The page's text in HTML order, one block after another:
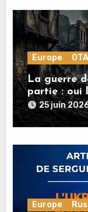
Europe
La guerre
partie : oui
rationnelle !
25 juin
Europe